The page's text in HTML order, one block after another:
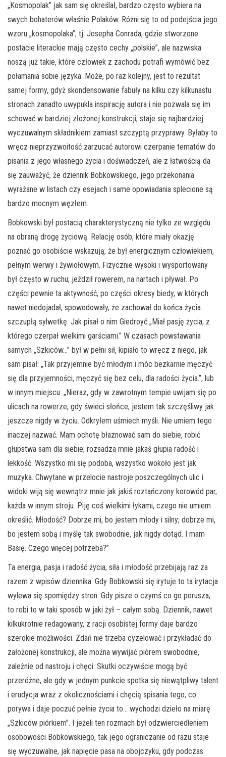
„Kosmopolak” jak sam się określał, bardzo często wybiera na
swych bohaterów właśnie Polaków. Różni się to od podejścia jego
wzoru „kosmopolaka”, tj. Josepha Conrada, gdzie stworzone
postacie literackie mają często cechy „polskie”, ale nazwiska
noszą już takie, które człowiek z zachodu potrafi wymówić bez
połamania sobie języka. Może, po raz kolejny, jest to rezultat
samej formy, gdyż skondensowanie fabuły na kilku czy kilkunastu
stronach zanadto uwypukla inspirację autora i nie pozwala się im
schować w bardziej złożonej konstrukcji, staje się najbardziej
wyczuwalnym składnikiem zamiast szczyptą przyprawy. Byłaby to
wręcz nieprzyzwoitość zarzucać autorowi czerpanie tematów do
pisania z jego własnego życia i doświadczeń, ale z łatwością da
się zauważyć, że dziennik Bobkowskiego, jego przekonania
wyrażane w listach czy esejach i same opowiadania splecione są
bardzo mocnym węzłem.
Bobkowski był postacią charakterystyczną nie tylko ze względu
na obraną drogę życiową. Relację osób, które miały okazję
poznać go osobiście wskazują, że był energicznym człowiekiem,
pełnym werwy i żywiołowym. Fizycznie wysoki i wysportowany
był często w ruchu; jeździł rowerem, na nartach i pływał. Po
części pewnie ta aktywność, po części okresy biedy, w których
nawet niedojadał, spowodowały, że zachował do końca życia
szczupłą sylwetkę. Jak pisał o nim Giedroyć „Miał pasję życia, z
którego czerpał wielkimi garściami.” W czasach powstawania
samych „Szkiców…” był w pełni sił, kipiało to wręcz z niego, jak
sam pisał: „Tak przyjemnie być młodym i móc bezkarnie męczyć
się dla przyjemności, męczyć się bez celu, dla radości życia.”, lub
w innym miejscu: „Nieraz, gdy w zawrotnym tempie uwijam się po
ulicach na rowerze, gdy świeci słońce, jestem tak szczęśliwy jak
jeszcze nigdy w życiu. Odkryłem uśmiech myśli. Nie umiem tego
inaczej nazwać. Mam ochotę błaznować sam do siebie, robić
głupstwa sam dla siebie; rozsadza mnie jakaś głupia radość i
lekkość. Wszystko mi się podoba, wszystko wokoło jest jak
muzyka. Chwytane w przelocie nastroje poszczególnych ulic i
widoki wiją się wewnątrz mnie jak jakiś roztańczony korowód par,
każda w innym stroju. Piję coś wielkimi łykami, czego nie umiem
określić. Młodość? Dobrze mi, bo jestem młody i silny; dobrze mi,
bo jestem sobą i myślę tak swobodnie, jak nigdy dotąd. I mam
Basię. Czego więcej potrzeba?”
Ta energia, pasja i radość życia, siła i młodość przebijają raz za
razem z wpisów dziennika. Gdy Bobkowski się irytuje to ta irytacja
wylewa się spomiędzy stron. Gdy pisze o czymś co go porusza,
to robi to w taki sposób w jaki żył – całym sobą. Dziennik, nawet
kilkukrotnie redagowany, z racji osobistej formy daje bardzo
szerokie możliwości. Zdań nie trzeba cyzelować i przykładać do
założonej konstrukcji, ale można wywijać piórem swobodnie,
zależnie od nastroju i chęci. Skutki oczywiście mogą być
przeróżne, ale gdy w jednym punkcie spotka się niewątpliwy talent
i erudycja wraz z okolicznościami i chęcią spisania tego, co
porywa i daje poczuć pełnie życia to… wychodzi dzieło na miarę
„Szkiców piórkiem”. I jeżeli ten rozmach był odzwierciedleniem
osobowości Bobkowskiego, tak jego ograniczanie od razu staje
się wyczuwalne, jak napięcie pasa na obojczyku, gdy podczas